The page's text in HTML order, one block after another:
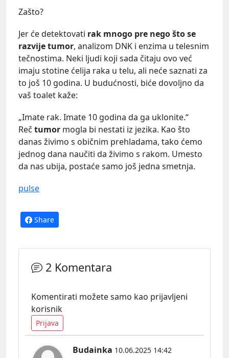
Zašto?
Jer će detektovati rak mnogo pre nego što se
razvije tumor, analizom DNK i enzima u telesnim
tečnostima. Neki ljudi koji sada čitaju ovo već
imaju stotine ćelija raka u telu, ali neće saznati za
to još 10 godina. U budućnosti, biće dovoljno da
vaš toalet kaže:
„Imate rak. Imate 10 godina da ga uklonite.“
Reč tumor mogla bi nestati iz jezika. Kao što
danas živimo s običnim prehladama, tako ćemo
jednog dana naučiti da živimo s rakom. Umesto
da nas ubija, postaće samo još jedna smetnja.
pulse
Share
2 Komentara
Komentirati možete samo kao prijavljeni
korisnik
Prijava
Budainka 10.06.2025 14:42